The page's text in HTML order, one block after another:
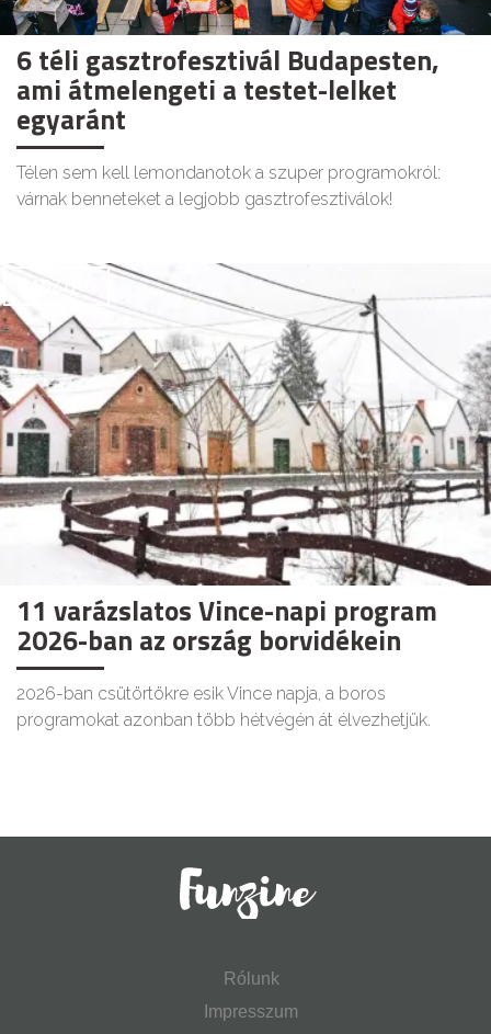
6 téli gasztrofesztivál Budapesten,
ami átmelengeti a testet-lelket
egyaránt
Télen sem kell lemondanotok a szuper programokról:
várnak benneteket a legjobb gasztrofesztiválok!
GASZTRO
11 varázslatos Vince-napi program
2026-ban az ország borvidékein
2026-ban csütörtökre esik Vince napja, a boros
programokat azonban több hétvégén át élvezhetjük.
Rólunk
Impresszum